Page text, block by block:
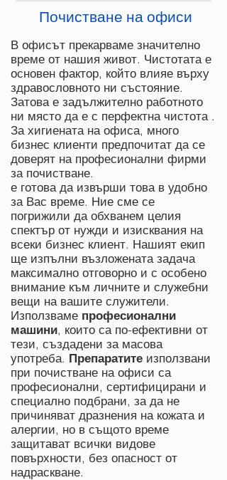
Почистване на офиси
В офисът прекарваме значително
време от нашия живот. Чистотата е
основен фактор, който влияе върху
здравословното ни състояние.
Затова е задължително работното
ни място да е с перфектна чистота .
За хигиената на офиса, много
бизнес клиенти предпочитат да се
доверят на професионални фирми
за почистване.
е готова да извърши това в удобно
за Вас време. Ние сме се
погрижили да обхванем целия
спектър от нужди и изисквания на
всеки бизнес клиент. Нашият екип
ще изпълни възложената задача
максимално отговорно и с особено
внимание към личните и служебни
вещи на вашите служители.
Използваме професионални
машини, които са по-ефективни от
тези, създадени за масова
употреба. Препаратите използвани
при почистване на офиси са
професионални, сертифицирани и
специално подбрани, за да не
причиняват дразнения на кожата и
алергии, но в същото време
защитават всички видове
повърхности, без опасност от
надраскване.